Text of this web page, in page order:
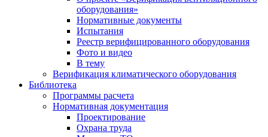
оборудования»
Нормативные документы
Испытания
Реестр верифицированного оборудования
Фото и видео
В тему
Верификация климатического оборудования
Библиотека
Программы расчета
Нормативная документация
Проектирование
Охрана труда